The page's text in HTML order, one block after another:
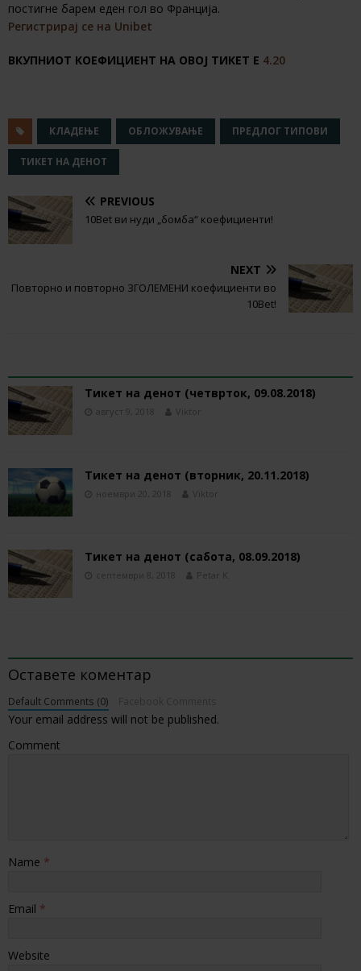
постигне барем еден гол во Франција.
Регистрирај се на Unibet
ВКУПНИОТ КОЕФИЦИЕНТ НА ОВОЈ ТИКЕТ Е 4.20
КЛАДЕЊЕ ОБЛОЖУВАЊЕ ПРЕДЛОГ ТИПОВИ
ТИКЕТ НА ДЕНОТ
PREVIOUS
10Bet ви нуди „бомба“ коефициенти!
NEXT
Повторно и повторно ЗГОЛЕМЕНИ коефициенти во
10Bet!
Тикет на денот (четврток, 09.08.2018)
август 9, 2018 Viktor
Тикет на денот (вторник, 20.11.2018)
ноември 20, 2018 Viktor
Тикет на денот (сабота, 08.09.2018)
септември 8, 2018 Petar K.
Оставете коментар
Default Comments (0)
Your email address will not be published.
Comment
Name *
Email *
Website